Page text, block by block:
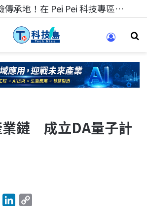
科技人的經驗傳承地！在 Pei Pei 科技專區，與學弟妹交流最硬核的技術
業鏈 成立DA量子計